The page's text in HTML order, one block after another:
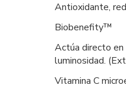
Antioxidante,
Biobenefity™
Actúa directo
luminosidad.
Vitamina C